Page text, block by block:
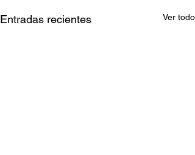
Entradas recientes Ver todo